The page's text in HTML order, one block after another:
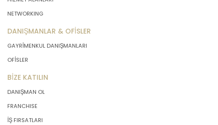
NETWORKING
DANIŞMANLAR & OFİSLER
GAYRİMENKUL DANIŞMANLARI
OFİSLER
BİZE KATILIN
DANIŞMAN OL
FRANCHISE
İŞ FIRSATLARI